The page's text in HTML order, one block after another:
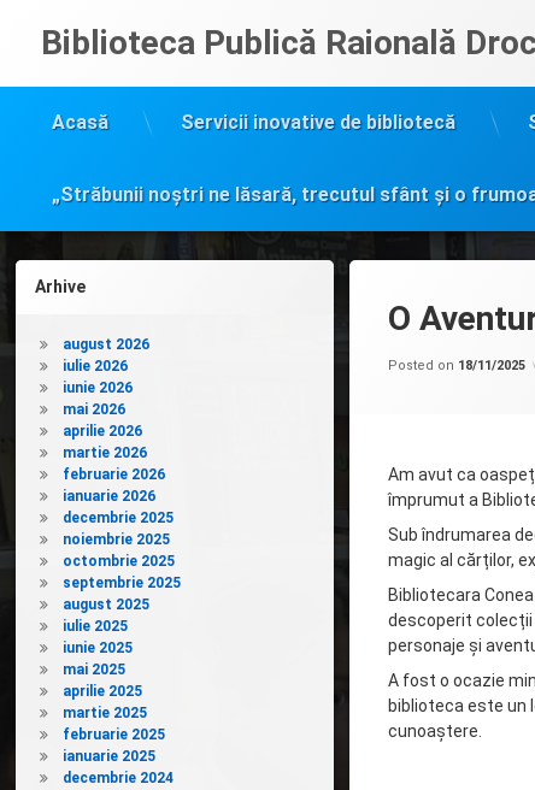
Biblioteca Publică Raională
Acasă Servicii inovative de bibliotecă
„Străbunii noștri ne lăsară, trecutul sfânt și o
O
Posted on 18/11/2025
Am avut ca
împrumut a
Sub îndrumarea
magic al cărților,
Bibliotecara
descoperit
personaje și
A fost o ocazie
biblioteca este un
cunoaștere.
Arhive
august 2026
iulie 2026
iunie 2026
mai 2026
aprilie 2026
martie 2026
februarie 2026
ianuarie 2026
decembrie 2025
noiembrie 2025
octombrie 2025
septembrie 2025
august 2025
iulie 2025
iunie 2025
mai 2025
aprilie 2025
martie 2025
februarie 2025
ianuarie 2025
decembrie 2024